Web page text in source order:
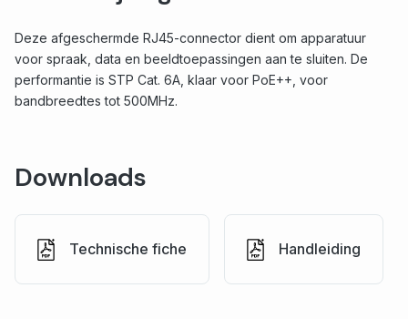
Deze afgeschermde RJ45-connector dient om apparatuur
voor spraak, data en beeldtoepassingen aan te sluiten. De
performantie is STP Cat. 6A, klaar voor PoE++, voor
bandbreedtes tot 500MHz.
Downloads
Technische fiche Handleiding